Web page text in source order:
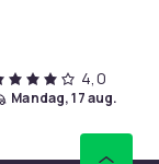
4,0
mandag, 17 aug.